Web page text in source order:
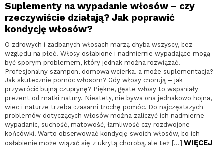
Suplementy na wypadanie włosów – czy
rzeczywiście działają? Jak poprawić
kondycję włosów?
O zdrowych i zadbanych włosach marzą chyba wszyscy, bez
względu na płeć. Włosy osłabione i nadmiernie wypadające mogą
być sporym problemem, który jednak można rozwiązać.
Profesjonalny szampon, domowa wcierka, a może suplementacja?
Jak skutecznie pomóc włosom? Gdy włosy chorują – jak
przywrócić bujną czuprynę? Piękne, gęste włosy to wspaniały
prezent od matki natury. Niestety, nie bywa ona jednakowo hojna,
wiec i naturze trzeba czasami trochę pomóc. Do najczęstszych
problemów dotyczących włosów można zaliczyć ich nadmierne
wypadanie, suchość, matowość, łamliwość czy rozdwojone
końcówki. Warto obserwować kondycję swoich włosów, bo ich
osłabienie może wiązać się z ukrytą chorobą, ale też […] WIĘCEJ